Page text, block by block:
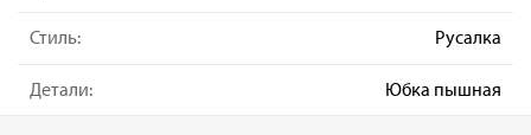
Стиль: Русалка
Детали: Юбка пышная